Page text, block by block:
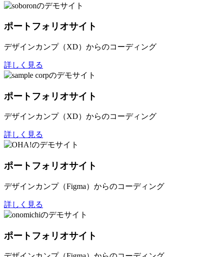
ポートフォリオサイト
デザインカンプ（XD）からのコーディング
詳しく見る
ポートフォリオサイト
デザインカンプ（XD）からのコーディング
詳しく見る
ポートフォリオサイト
デザインカンプ（Figma）からのコーディング
詳しく見る
ポートフォリオサイト